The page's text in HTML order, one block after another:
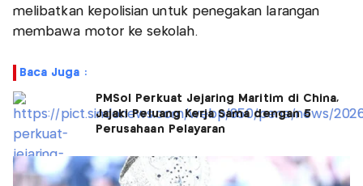
melibatkan kepolisian untuk penegakan larangan
membawa motor ke sekolah.
Baca Juga :
PMSol Perkuat Jejaring Maritim di China,
Jajaki Peluang Kerja Sama dengan 5
Perusahaan Pelayaran